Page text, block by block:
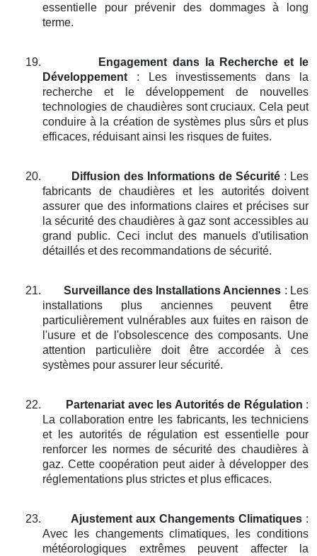
essentielle pour prévenir des dommages à long
terme.
19.
Engagement dans la Recherche et le
Développement: Les investissements dans la
recherche et le développement de nouvelles
technologies de chaudières sont cruciaux. Cela peut
conduire à la création de systèmes plus sûrs et plus
efficaces, réduisant ainsi les risques de fuites.
20. Diffusion des Informations de Sécurité: Les
fabricants de chaudières et les autorités doivent
assurer que des informations claires et précises sur
la sécurité des chaudières à gaz sont accessibles au
grand public. Ceci inclut des manuels d'utilisation
détaillés et des recommandations de sécurité.
21. Surveillance des Installations Anciennes : Les
installations plus anciennes peuvent être
particulièrement vulnérables aux fuites en raison de
l'usure et de l'obsolescence des composants. Une
attention particulière doit être accordée à ces
systèmes pour assurer leur sécurité.
22. Partenariat avec les Autorités de Régulation :
La collaboration entre les fabricants, les techniciens
et les autorités de régulation est essentielle pour
renforcer les normes de sécurité des chaudières à
gaz. Cette coopération peut aider à développer des
réglementations plus strictes et plus efficaces.
23. Ajustement aux Changements Climatiques :
Avec les changements climatiques, les conditions
météorologiques extrêmes peuvent affecter la